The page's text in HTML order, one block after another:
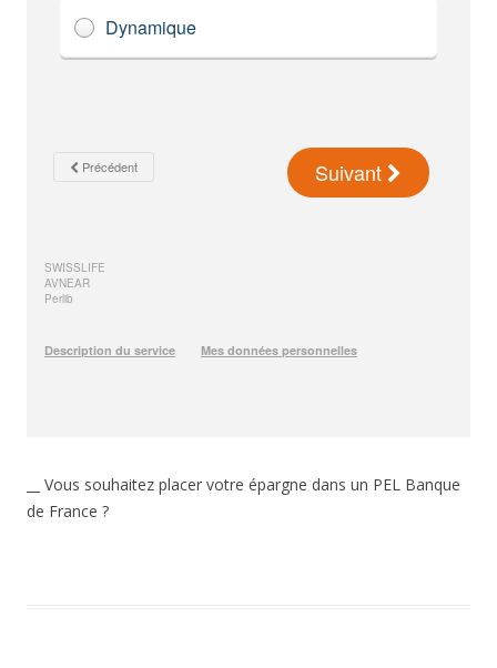
__ Vous souhaitez placer votre épargne dans un PEL Banque
de France ?